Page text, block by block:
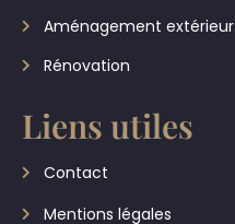
Aménagement extérieur
Rénovation
Liens utiles
Contact
Mentions légales